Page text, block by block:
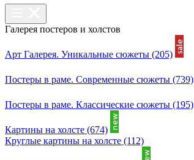
Галерея постеров и холстов
Арт Галерея. Уникальные сюжеты (205)
Постеры в раме. Современные сюжеты (739)
Постеры в раме. Классические сюжеты (195)
Картины на холсте (674)
Круглые картины на холсте (112)